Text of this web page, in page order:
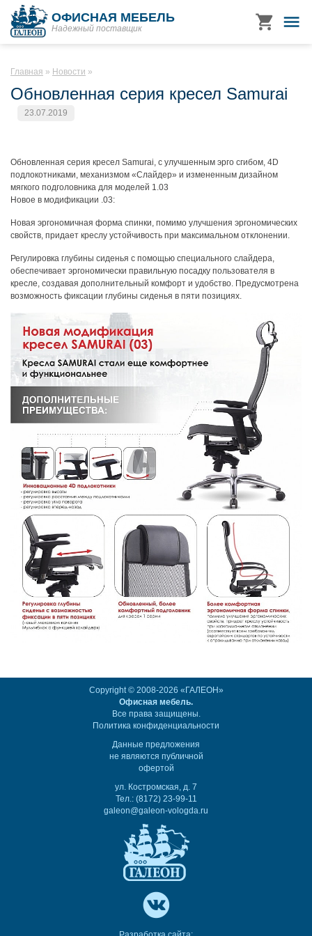
ОФИСНАЯ МЕБЕЛЬ
Надежный поставщик
Главная Новости
Обновленная серия кресел Samurai
23.07.2019
Обновленная серия кресел Samurai, с улучшенным эрго сгибом, 4D
подлокотниками, механизмом «Слайдер» и измененным дизайном
мягкого подголовника для моделей 1.03
Новое в модификации .03:
Новая эргономичная форма спинки, помимо улучшения эргономических
свойств, придает креслу устойчивость при максимальном отклонении.
Регулировка глубины сиденья с помощью специального слайдера,
обеспечивает эргономически правильную посадку пользователя в
кресле, создавая дополнительный комфорт и удобство. Предусмотрена
возможность фиксации глубины сиденья в пяти позициях.
Copyright © 2008-2026 «ГАЛЕОН»
Офисная мебель.
Все права защищены.
Политика конфиденциальности
Данные предложения
не являются публичной
офертой
ул. Костромская, д. 7
Тел.: (8172) 23-99-11
galeon@galeon-vologda.ru